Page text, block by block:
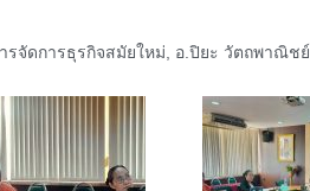
รจัดการธุรกิจสมัยใหม่ อ.ปิยะ วัตถพาณิชย์